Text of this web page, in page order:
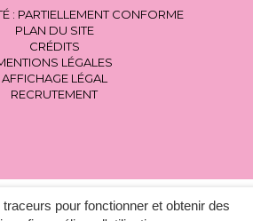
pour fonctionner et obtenir des
: PARTIELLEMENT CONFORME
PLAN DU SITE
CRÉDITS
LÉGALES
AFFICHAGE LÉGAL
RECRUTEMENT